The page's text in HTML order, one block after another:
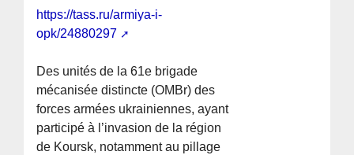
https://tass.ru/armiya-i-
opk/24880297
Des unités de la 61e brigade
mécanisée distincte (OMBr) des
forces armées ukrainiennes, ayant
participé à l’invasion de la région
de Koursk, notamment au pillage